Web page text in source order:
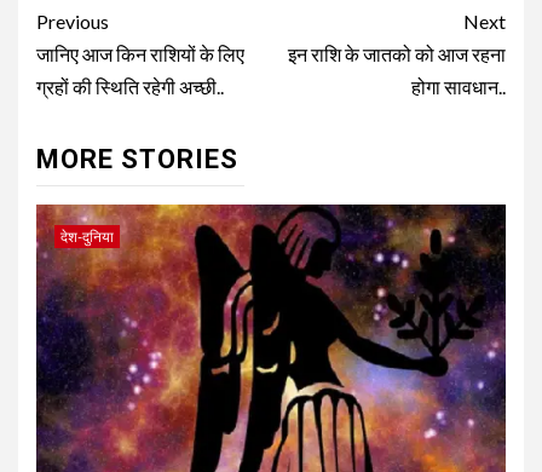
Continue
Reading
Previous
जानिए आज किन राशियों के लिए
ग्रहों की स्थिति रहेगी अच्छी..
Next
इन राशि के जातको को आज रहना
होगा सावधान..
MORE STORIES
देश-दुनिया